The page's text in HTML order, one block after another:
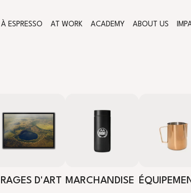
À ESPRESSO AT WORK ACADEMY ABOUT US
D'ART MARCHANDISE